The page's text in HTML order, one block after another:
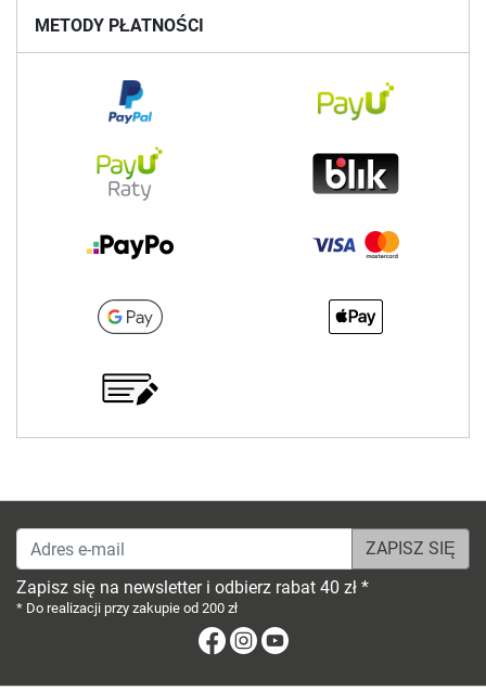
METODY PŁATNOŚCI
Adres e-mail
Zapisz się na newsletter i odbierz rabat 40 zł *
* Do realizacji przy zakupie od 200 zł
FacebookInstagram